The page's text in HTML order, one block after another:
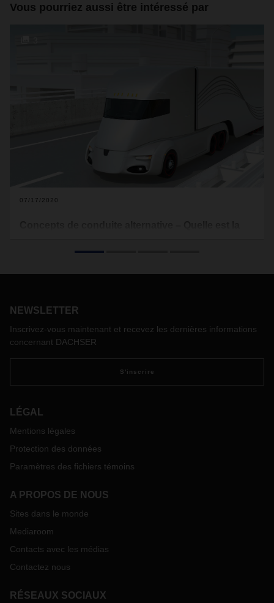
Vous pourriez aussi être intéressé par
07/17/2020
conduite ? Les moteurs électriques vont-ils bientôt
DACHSER, des spécialistes de la logistique étudient les
NEWSLETTER
Inscrivez-vous maintenant et recevez les dernières informations
concernant DACHSER
S'inscrire
LÉGAL
Mentions légales
Protection des données
Paramètres des fichiers témoins
A PROPOS DE NOUS
Sites dans le monde
Mediaroom
Contacts avec les médias
Contactez nous
RÉSEAUX SOCIAUX